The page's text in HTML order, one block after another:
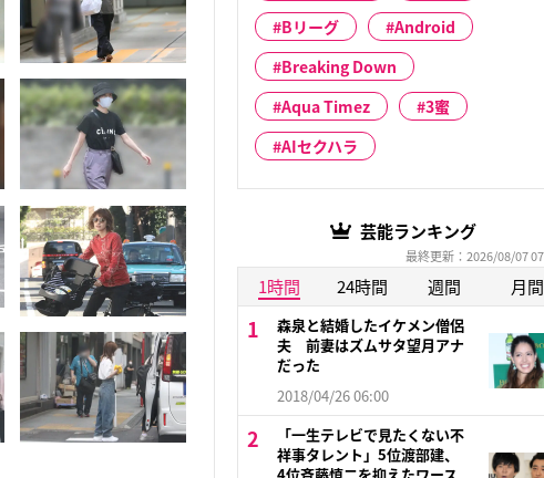
Bリーグ
Android
Breaking Down
Aqua Timez
3蜜
AIセクハラ
芸能ランキング
最終更新：2026/08/07
1時間 24時間 週間 月間
森泉と結婚したイケメン僧侶
夫 前妻はズムサタ望月アナ
だった
2018/04/26 06:00
「一生テレビで見たくない不
祥事タレント」5位渡部建、